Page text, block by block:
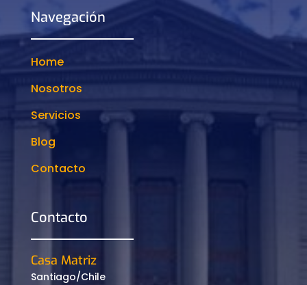
Navegación
Home
Nosotros
Servicios
Blog
Contacto
Contacto
Casa Matriz
Santiago/Chile